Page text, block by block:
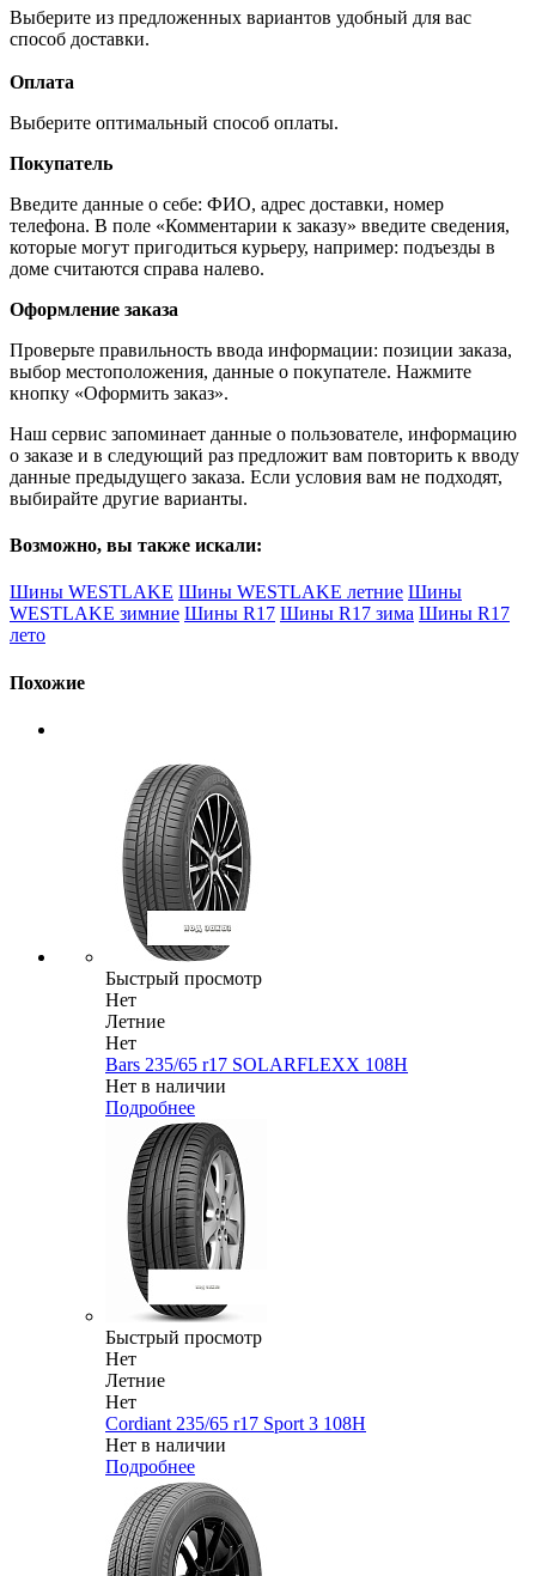
Выберите из предложенных вариантов удобный для вас
способ доставки.
Оплата
Выберите оптимальный способ оплаты.
Покупатель
Введите данные о себе: ФИО, адрес доставки, номер
телефона. В поле «Комментарии к заказу» введите сведения,
которые могут пригодиться курьеру, например: подъезды в
доме считаются справа налево.
Оформление заказа
Проверьте правильность ввода информации: позиции заказа,
выбор местоположения, данные о покупателе. Нажмите
кнопку «Оформить заказ».
Наш сервис запоминает данные о пользователе, информацию
о заказе и в следующий раз предложит вам повторить к вводу
данные предыдущего заказа. Если условия вам не подходят,
выбирайте другие варианты.
Возможно, вы также искали:
Шины WESTLAKE Шины WESTLAKE летние Шины
WESTLAKE зимние Шины R17 Шины R17 зима Шины R17
лето
Похожие
Быстрый просмотр
Нет
Летние
Нет
Bars 235/65 r17 SOLARFLEXX 108H
Нет в наличии
Подробнее
Быстрый просмотр
Нет
Летние
Нет
Cordiant 235/65 r17 Sport 3 108H
Нет в наличии
Подробнее